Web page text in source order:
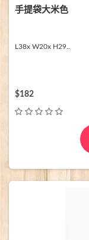
手提袋大米色
L38x W20x H29..
$182